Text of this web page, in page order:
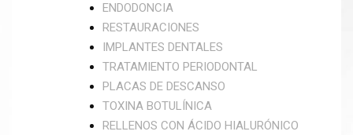
ENDODONCIA
RESTAURACIONES
IMPLANTES DENTALES
TRATAMIENTO PERIODONTAL
PLACAS DE DESCANSO
TOXINA BOTULÍNICA
RELLENOS CON ÁCIDO HIALURÓNICO